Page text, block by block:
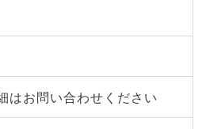
はお問い合わせください